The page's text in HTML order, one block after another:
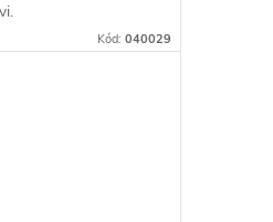
Kód: 040029